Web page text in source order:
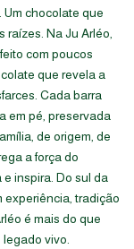
chocolate que
Na Ju Arléo,
com poucos
que revela a
Cada barra
em pé, preservada
de origem, de
a força do
inspira. Do sul da
experiência, tradição
é mais do que
vivo.